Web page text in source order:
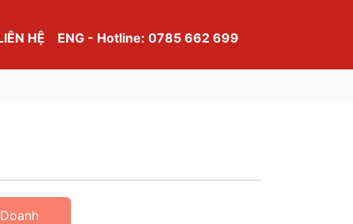
HỆ ENG - Hotline: 0785 662 699